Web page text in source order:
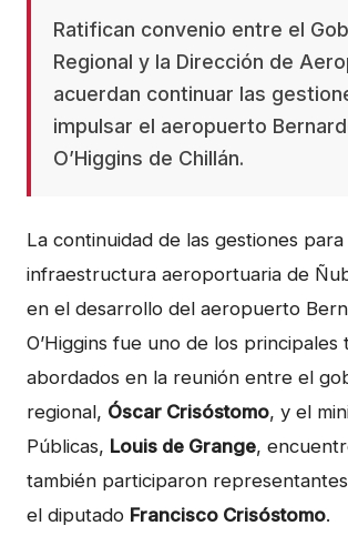
Ratifican convenio entre el
Regional y la Dirección de
acuerdan continuar las
impulsar el aeropuerto
O’Higgins de Chillán.
La continuidad de las gestiones
infraestructura aeroportuaria de
en el desarrollo del aeropuerto
O’Higgins fue uno de los principales
abordados en la reunión entre el
regional, Óscar Crisóstomo, y el
Públicas, Louis de Grange,
también participaron
el diputado Francisco Crisóstomo.